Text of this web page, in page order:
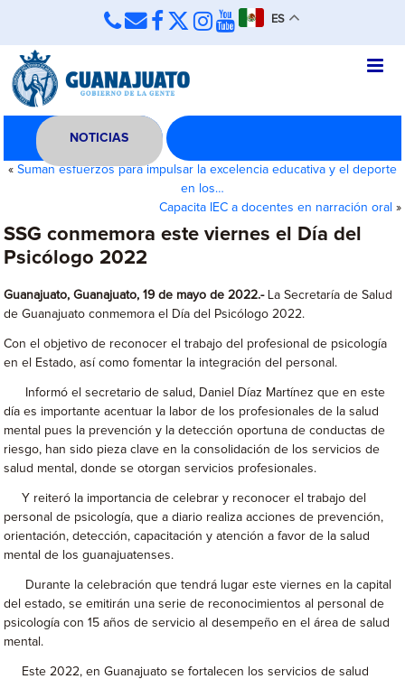
ES
NOTICIAS
« Suman esfuerzos para impulsar la excelencia educativa y el deporte
en los…
Capacita IEC a docentes en narración oral »
SSG conmemora este viernes el Día del
Psicólogo 2022
Guanajuato, Guanajuato, 19 de mayo de 2022.- La Secretaría de Salud
de Guanajuato conmemora el Día del Psicólogo 2022.
Con el objetivo de reconocer el trabajo del profesional de psicología
en el Estado, así como fomentar la integración del personal.
Informó el secretario de salud, Daniel Díaz Martínez que en este
día es importante acentuar la labor de los profesionales de la salud
mental pues la prevención y la detección oportuna de conductas de
riesgo, han sido pieza clave en la consolidación de los servicios de
salud mental, donde se otorgan servicios profesionales.
Y reiteró la importancia de celebrar y reconocer el trabajo del
personal de psicología, que a diario realiza acciones de prevención,
orientación, detección, capacitación y atención a favor de la salud
mental de los guanajuatenses.
Durante la celebración que tendrá lugar este viernes en la capital
del estado, se emitirán una serie de reconocimientos al personal de
psicología con 15 años de servicio al desempeño en el área de salud
mental.
Este 2022, en Guanajuato se fortalecen los servicios de salud